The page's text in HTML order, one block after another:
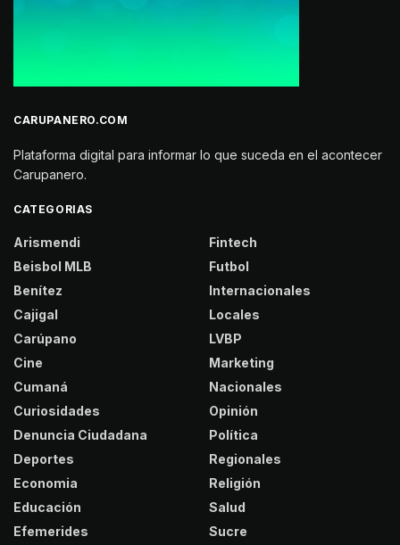
CARUPANERO.COM
Plataforma digital para informar lo que suceda en el acontecer
Carupanero.
CATEGORIAS
Arismendi
Beisbol MLB
Benítez
Cajigal
Carúpano
Cine
Cumaná
Curiosidades
Denuncia Ciudadana
Deportes
Economia
Educación
Efemerides
Fintech
Futbol
Internacionales
Locales
LVBP
Marketing
Nacionales
Opinión
Política
Regionales
Religión
Salud
Sucre